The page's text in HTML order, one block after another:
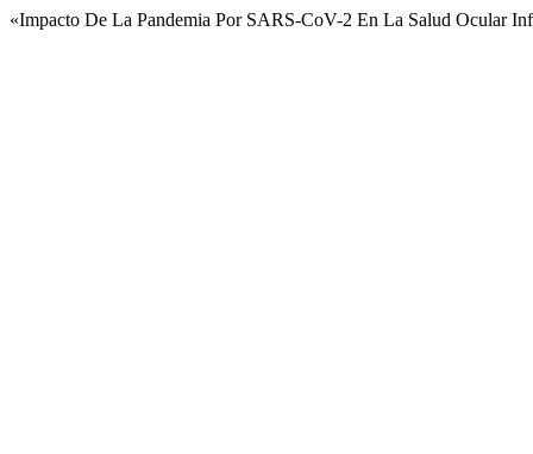
«Impacto De La Pandemia Por SARS-CoV-2 En La Salud Ocular